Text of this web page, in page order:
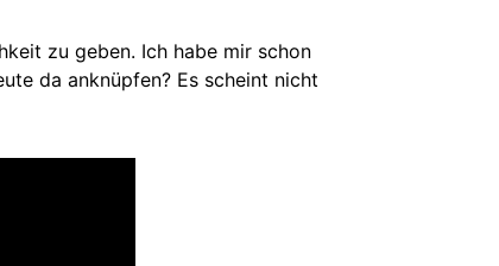
zu geben. Ich habe mir schon
da anknüpfen? Es scheint nicht